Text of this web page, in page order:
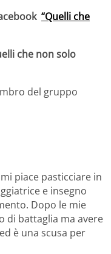
“Quelli che
che non solo
del gruppo
piace pasticciare in
e insegno
Dopo le mie
di battaglia ma avere
è una scusa per